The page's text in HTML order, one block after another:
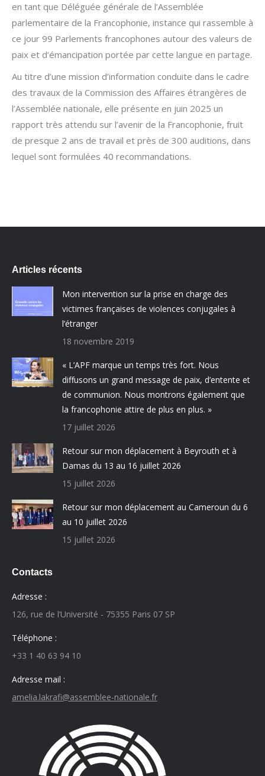
en tant que Déléguée générale de l’Assemblée
parlementaire de la Francophonie, instance qui rassemble à
ce jour 99 Parlements francophones autour des valeurs de
paix et d’émancipation portée par cette langue en partage.
Au titre d’une mission d’information conduite dans le cadre
des travaux de la Commission des Affaires étrangères de
l’Assemblée nationale, elle présente en juin 2025 un
rapport très attendu sur l’avenir de la Francophonie, fruit
de presque 2 ans de travail et près de 300 auditions, dans
lequel sont formulées 40 recommandations.
Articles récents
Mon intervention sur la prise en charge des
victimes françaises de violences conjugales à
l’étranger
18 novembre 2019
« L’APF marque un temps très fort. Nous
diffusons un grand message de paix, d’entente et
de communion. Nous montrons également que
la francophonie attire de plus en plus. »
17 juillet 2026
Retour sur mon déplacement à Beyrouth et à
Damas du 13 au 16 juillet 2026
15 juillet 2026
Retour sur mon déplacement au Cameroun du 6
au 10 juillet 2026
15 juillet 2026
Contacts
Adresse :
126, rue de l’Université - 75355 Paris 07 SP
Téléphone :
+33 1 40 63 94 10
Adresse mail :
amelia.lakrafi@assemblee-nationale.fr